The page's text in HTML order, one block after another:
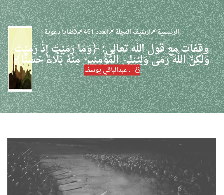
الرئيسية ارشيف المجلة العدد 461 قضايا دعوية
وقفات مع قول الله تعالى: ﴿وَمَا رَمَيْتَ إِذْ رَمَيْتَ
وَلَكِنَّ اللَّهَ رَمَى وَلِيُبْلِيَ الْمُؤْمِنِينَ مِنْهُ بَلًاءً حَسَنًا﴾
. عبدالباقي يوسف